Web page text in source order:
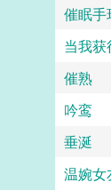
催眠手
当我
催熟
吟鸾
垂涎
温婉女